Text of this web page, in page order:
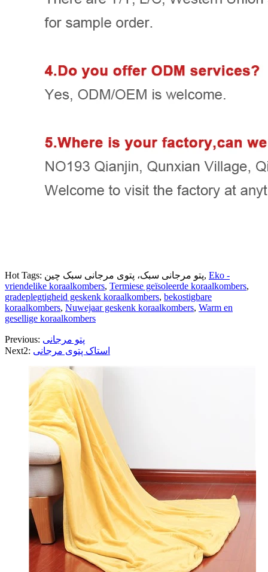
Hot Tags: پتو مرجانی سبک، پتوی مرجانی سبک چین, Eko -
vriendelike koraalkombers, Termiese geïsoleerde koraalkombers,
gradeplegtigheid geskenk koraalkombers, bekostigbare
koraalkombers, Nuwejaar geskenk koraalkombers, Warm en
gesellige koraalkombers
Previous: پتو مرجانی
Next2: استاک پتوی مرجانی